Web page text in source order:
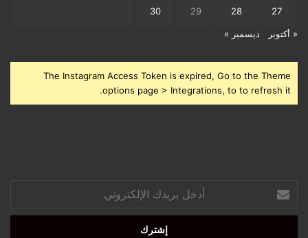
27
28
29
30
« أكتوبر ديسمبر »
The Instagram Access Token is expired, Go to the Theme
options page > Integrations, to to refresh it.
بريدك
الإلكتروني